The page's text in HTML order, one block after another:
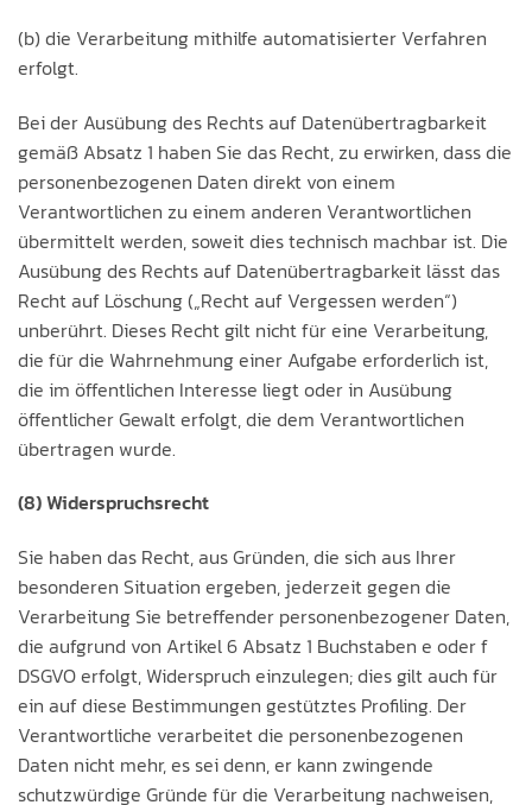
(b) die Verarbeitung mithilfe automatisierter Verfahren
erfolgt.
Bei der Ausübung des Rechts auf Datenübertragbarkeit
gemäß Absatz 1 haben Sie das Recht, zu erwirken, dass die
personenbezogenen Daten direkt von einem
Verantwortlichen zu einem anderen Verantwortlichen
übermittelt werden, soweit dies technisch machbar ist. Die
Ausübung des Rechts auf Datenübertragbarkeit lässt das
Recht auf Löschung („Recht auf Vergessen werden“)
unberührt. Dieses Recht gilt nicht für eine Verarbeitung,
die für die Wahrnehmung einer Aufgabe erforderlich ist,
die im öffentlichen Interesse liegt oder in Ausübung
öffentlicher Gewalt erfolgt, die dem Verantwortlichen
übertragen wurde.
(8) Widerspruchsrecht
Sie haben das Recht, aus Gründen, die sich aus Ihrer
besonderen Situation ergeben, jederzeit gegen die
Verarbeitung Sie betreffender personenbezogener Daten,
die aufgrund von Artikel 6 Absatz 1 Buchstaben e oder f
DSGVO erfolgt, Widerspruch einzulegen; dies gilt auch für
ein auf diese Bestimmungen gestütztes Profiling. Der
Verantwortliche verarbeitet die personenbezogenen
Daten nicht mehr, es sei denn, er kann zwingende
schutzwürdige Gründe für die Verarbeitung nachweisen,